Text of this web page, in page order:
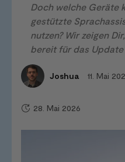
Doch welche Geräte
gestützte
nutzen? Wir zeigen
bereit für das Update
Joshua 11. Mai
28. Mai 2026